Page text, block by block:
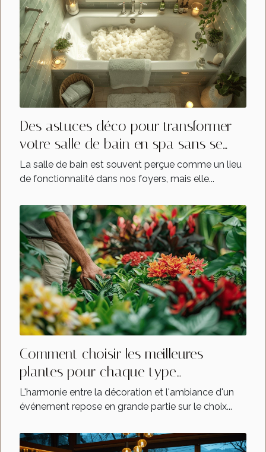
Des astuces déco pour transformer
votre salle de bain en spa sans se
ruiner
La salle de bain est souvent perçue comme un lieu
de fonctionnalité dans nos foyers, mais elle...
Comment choisir les meilleures
plantes pour chaque type
d'évènement
L'harmonie entre la décoration et l'ambiance d'un
événement repose en grande partie sur le choix...